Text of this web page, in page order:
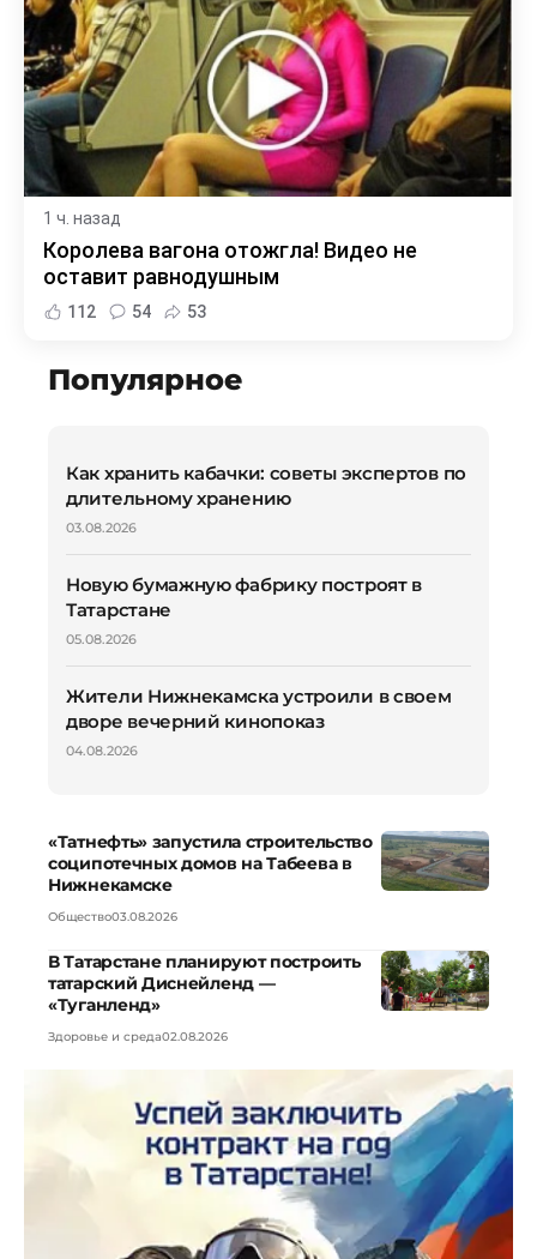
1 ч. назад
Королева вагона отожгла! Видео не
оставит равнодушным
112 54 53
Популярное
Как хранить кабачки: советы экспертов по
длительному хранению
03.08.2026
Новую бумажную фабрику построят в
Татарстане
05.08.2026
Жители Нижнекамска устроили в своем
дворе вечерний кинопоказ
04.08.2026
«Татнефть» запустила строительство
соципотечных домов на Табеева в
Нижнекамске
Общество03.08.2026
В Татарстане планируют построить
татарский Диснейленд —
«Туганленд»
Здоровье и среда02.08.2026